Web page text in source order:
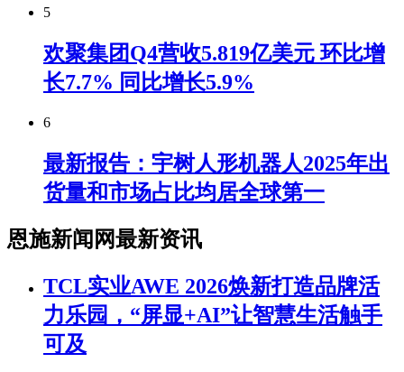
5
欢聚集团Q4营收5.819亿美元 环比增
长7.7% 同比增长5.9%
6
最新报告：宇树人形机器人2025年出
货量和市场占比均居全球第一
恩施新闻网最新资讯
TCL实业AWE 2026焕新打造品牌活
力乐园，“屏显+AI”让智慧生活触手
可及